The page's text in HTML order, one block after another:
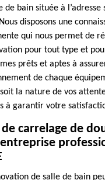
de bain située à l’adresse
disposons une
qui nous permet de
pour tout type et
prêts et aptes à
de chaque
la nature de vos
à garantir votre
carrelage de
de salle de bain